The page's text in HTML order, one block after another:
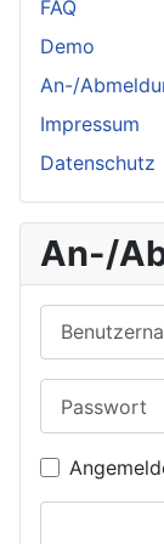
FAQ
Demo
An-/
Impressum
Datenschutz
An-/